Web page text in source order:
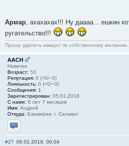
Армар, ахахахах!!! Ну даааа... ешкин
ругательство!!!
Прошу удалить аккаунт по собственному желанию.
AACH
Новичок
Возраст: 53
Репутация: 0 (+0/−0)
Лояльность: 0 (+0/−0)
Сообщения: 1
Зарегистрирован: 05.01.2018
С нами: 8 лет 7 месяцев
Имя: Андрей
Откуда: Башкирия, г. Салават
Отправить личное сообщение
#27 06.01.2018, 00:04